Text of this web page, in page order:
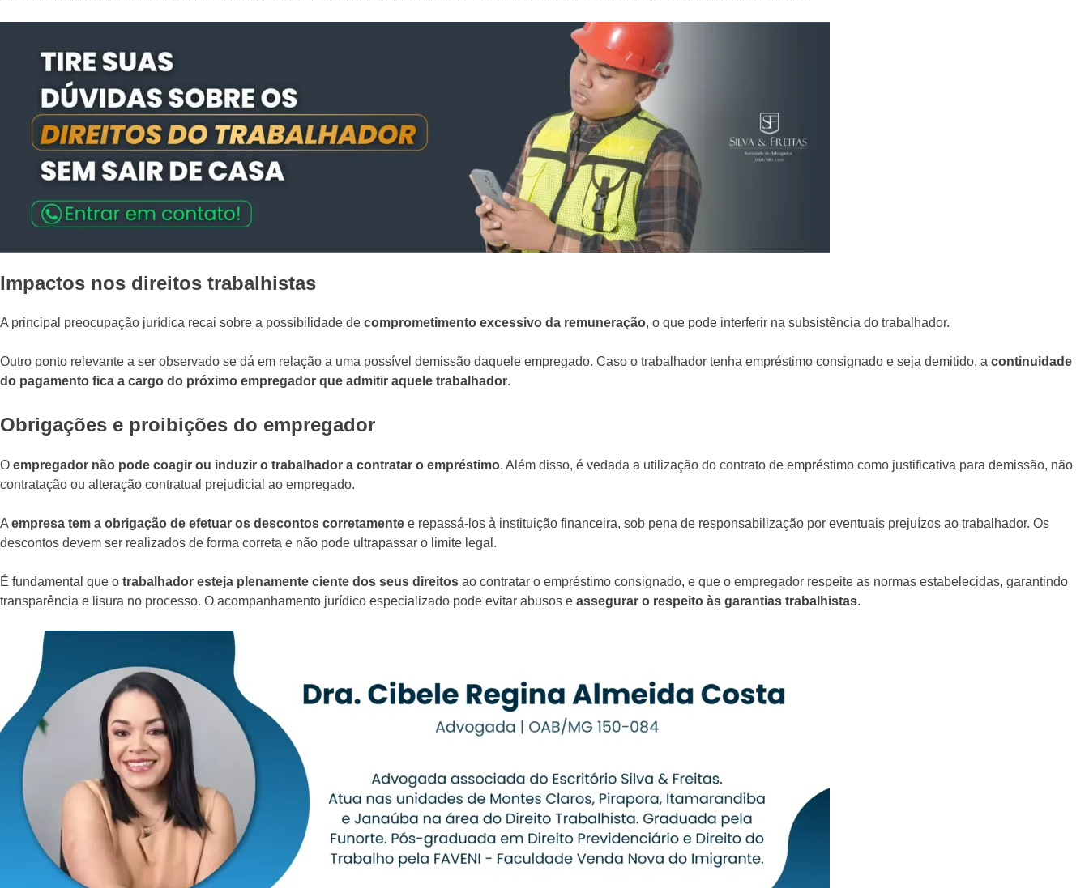
Impactos nos direitos trabalhistas
A principal preocupação jurídica recai sobre a possibilidade de comprometimento excessivo da remuneração, o que pode interferir na subsistência do trabalhador.
Outro ponto relevante a ser observado se dá em relação a uma possível demissão daquele empregado. Caso o trabalhador tenha empréstimo consignado e seja demitido, a continuidade
do pagamento fica a cargo do próximo empregador que admitir aquele trabalhador.
Obrigações e proibições do empregador
O empregador não pode coagir ou induzir o trabalhador a contratar o empréstimo. Além disso, é vedada a utilização do contrato de empréstimo como justificativa para demissão, não
contratação ou alteração contratual prejudicial ao empregado.
A empresa tem a obrigação de efetuar os descontos corretamente e repassá-los à instituição financeira, sob pena de responsabilização por eventuais prejuízos ao trabalhador. Os
descontos devem ser realizados de forma correta e não pode ultrapassar o limite legal.
É fundamental que o trabalhador esteja plenamente ciente dos seus direitos ao contratar o empréstimo consignado, e que o empregador respeite as normas estabelecidas, garantindo
transparência e lisura no processo. O acompanhamento jurídico especializado pode evitar abusos e assegurar o respeito às garantias trabalhistas.